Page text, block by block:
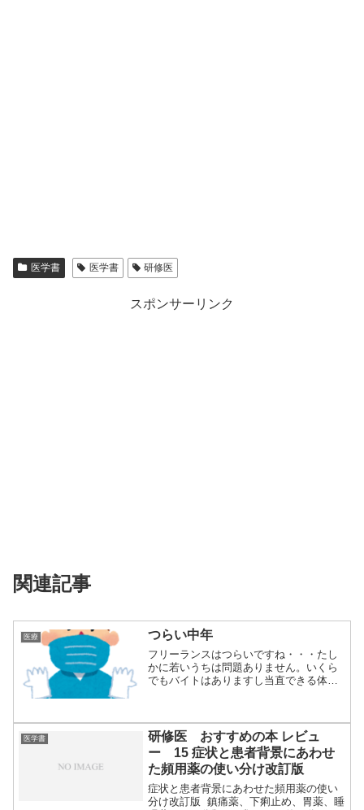
医学書 医学書 研修医
スポンサーリンク
関連記事
医療 つらい中年
フリーランスはつらいですね・・・たし
かに若いうちは問題ありません。いくら
でもバイトはありますし当直できる体力
医学書
研修医 おすすめの本 レビュ
ー 15 症状と患者背景にあわせ
た頻用薬の使い分け改訂版
症状と患者背景にあわせた頻用薬の使い
分け改訂版 鎮痛薬、下痢止め、胃薬、睡